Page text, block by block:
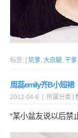
标签: [ 坑爹, 大白腿, 干爹,
周蕊emily齐B小短裙
2012-04-6 | 所属分类 [
“某小盆友说以后禁